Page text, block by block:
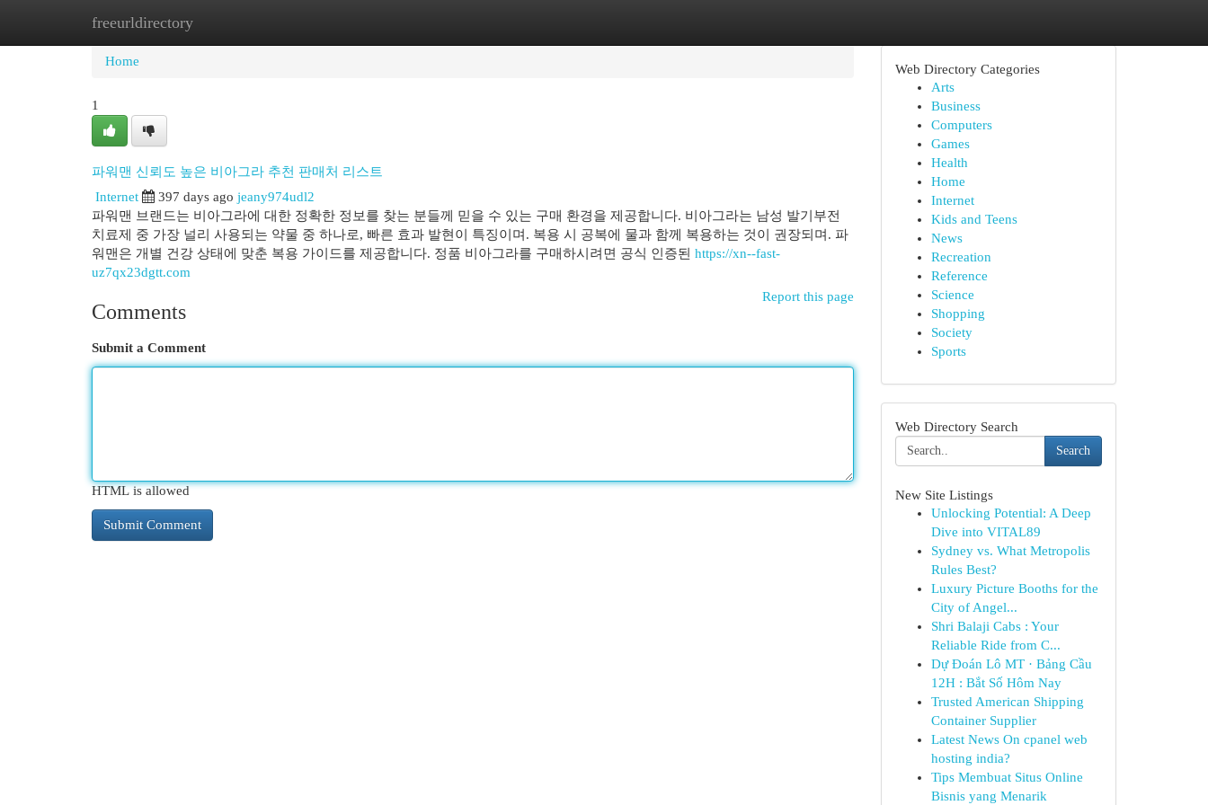
freeurldirectory
Home New Site Listings
Home
1
파워맨 신뢰도 높은 비아그라 추천 판매처 리스트
Internet 397 days ago jeany974udl2
파워맨 브랜드는 비아그라에 대한 정확한 정보를 찾는 분들께 믿을 수 있는 구매 환경을 제공합니다. 비아그라는 남성 발기부전
치료제 중 가장 널리 사용되는 약물 중 하나로, 빠른 효과 발현이 특징이며. 복용 시 공복에 물과 함께 복용하는 것이 권장되며. 파
워맨은 개별 건강 상태에 맞춘 복용 가이드를 제공합니다. 정품 비아그라를 구매하시려면 공식 인증된 https://xn--fast-
uz7qx23dgtt.com
Report this page
Comments
Submit a Comment
HTML is allowed
Web Directory Categories
Arts
Business
Computers
Games
Health
Home
Internet
Kids and Teens
News
Recreation
Reference
Science
Shopping
Society
Sports
Web Directory Search
Search
New Site Listings
Unlocking Potential: A Deep
Dive into VITAL89
Sydney vs. What Metropolis
Rules Best?
Luxury Picture Booths for the
City of Angel...
Shri Balaji Cabs : Your
Reliable Ride from C...
Dự Đoán Lô MT · Bảng Cầu
12H : Bắt Số Hôm Nay
Trusted American Shipping
Container Supplier
Latest News On cpanel web
hosting india?
Tips Membuat Situs Online
Bisnis yang Menarik